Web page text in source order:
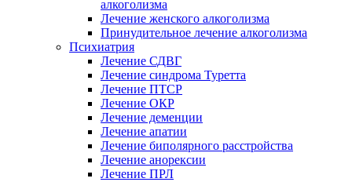
алкоголизма
Лечение женского алкоголизма
Принудительное лечение алкоголизма
Психиатрия
Лечение СДВГ
Лечение синдрома Туретта
Лечение ПТСР
Лечение ОКР
Лечение деменции
Лечение апатии
Лечение биполярного расстройства
Лечение анорексии
Лечение ПРЛ